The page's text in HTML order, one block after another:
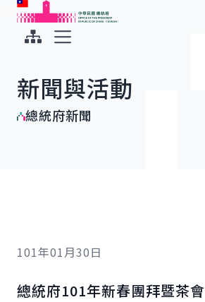
跳到主要內容
中華民國總統府
新聞與活動
總統府新聞
101年01月30日
總統府101年新春團拜暨茶會